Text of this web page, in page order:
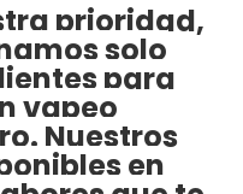
prioridad,
solo
para
vapeo
Nuestros
en